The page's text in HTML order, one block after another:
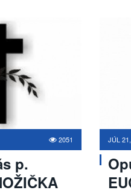
2051
p.
JÚL